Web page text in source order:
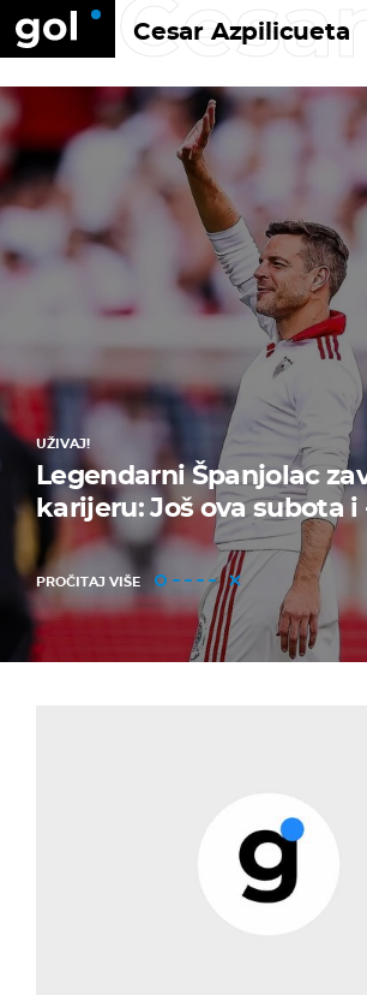
Cesar Azpilicueta
UŽIVAJ!
Legendarni Španjolac
karijeru: Još ova subota i
PROČITAJ VIŠE